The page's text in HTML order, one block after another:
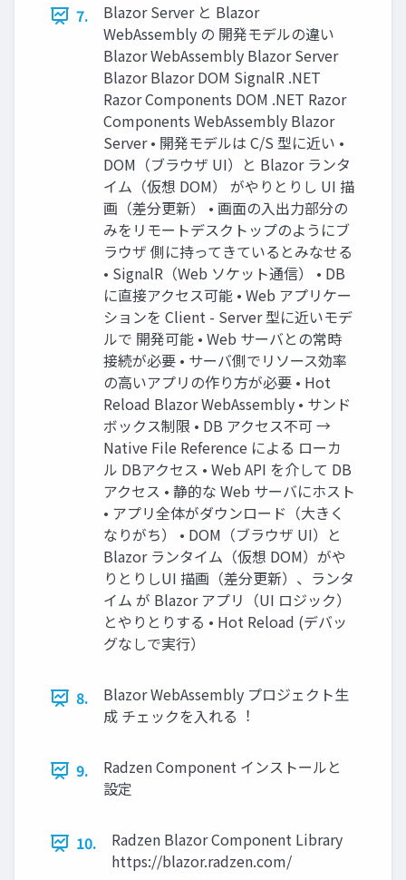
7.
Blazor Server と Blazor
WebAssembly の 開発モデルの違い
Blazor WebAssembly Blazor Server
Blazor Blazor DOM SignalR .NET
Razor Components DOM .NET Razor
Components WebAssembly Blazor
Server • 開発モデルは C/S 型に近い •
DOM（ブラウザ UI）と Blazor ランタ
イム（仮想 DOM） がやりとりし UI 描
画（差分更新） • 画⾯の⼊出⼒部分の
みをリモートデスクトップのようにブ
ラウザ 側に持ってきているとみなせる
• SignalR（Web ソケット通信） • DB
に直接アクセス可能 • Web アプリケー
ションを Client - Server 型に近いモデ
ルで 開発可能 • Web サーバとの常時
接続が必要 • サーバ側でリソース効率
の⾼いアプリの作り⽅が必要 • Hot
Reload Blazor WebAssembly • サンド
ボックス制限 • DB アクセス不可 →
Native File Reference による ローカ
ル DBアクセス • Web API を介して DB
アクセス • 静的な Web サーバにホスト
• アプリ全体がダウンロード（⼤きく
なりがち） • DOM（ブラウザ UI）と
Blazor ランタイム（仮想 DOM）がや
りとりしUI 描画（差分更新）、ランタ
イム が Blazor アプリ（UI ロジック）
とやりとりする • Hot Reload (デバッ
グなしで実⾏）
8.
Blazor WebAssembly プロジェクト⽣
成 チェックを⼊れる︕
9.
Radzen Component インストールと
設定
10.
Radzen Blazor Component Library
https://blazor.radzen.com/